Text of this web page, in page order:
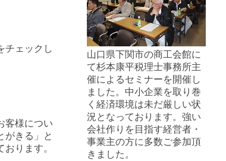
チェックし
客様につい
がきる」と
ります。
山口県下関市の商工会館に
て杉本康平税理士事務所主
催によるセミナーを開催し
ました。中小企業を取り巻
く経済環境は未だ厳しい状
況となっております。強い
会社作りを目指す経営者・
事業主の方に多数ご参加頂
きました。